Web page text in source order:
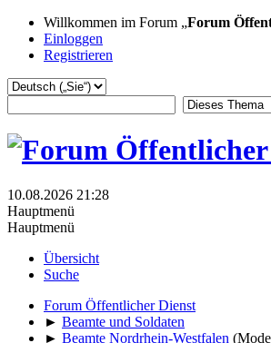
Willkommen im Forum „Forum
Einloggen
Registrieren
10.08.2026 21:28
Hauptmenü
Hauptmenü
Übersicht
Suche
Forum Öffentlicher Dienst
► Beamte und Soldaten
► Beamte Nordrhein-Westfalen